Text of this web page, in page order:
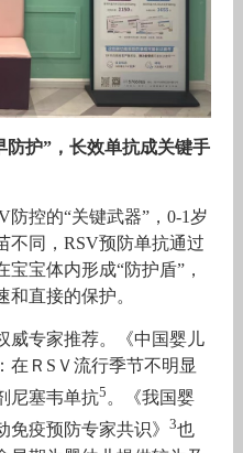
防护”，长效单抗成关键手
防控的“关键武器”，0-1岁
不同，RSV预防单抗通过
宝体内形成“防护盾”，
和直接的保护。
威专家推荐。《中国婴儿
在ＲSＶ流行季节不明显
尼塞韦单抗5 。《我国婴
疫预防专家共识》 3也